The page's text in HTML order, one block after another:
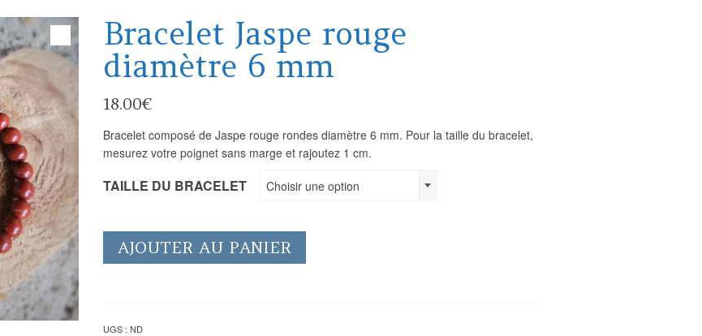
Bracelet Jaspe rouge
diamètre 6 mm
18.00€
Bracelet composé de Jaspe rouge rondes diamètre 6 mm. Pour la taille du bracelet,
mesurez votre poignet sans marge et rajoutez 1 cm.
TAILLE DU BRACELET Choisir une option
AJOUTER AU PANIER
UGS :ND